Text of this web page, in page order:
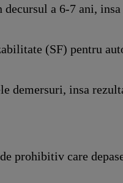
a 6-7 ani, insa
(SF) pentru
demersuri, insa
prohibitiv care